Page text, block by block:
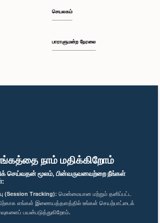
நாம் மதிக்கிறோம்
செய்வதன் மூலம், பின்வருவனவற்றை நீங்கள்
(Session Tracking): மென்மையான மற்றும் தனிப்பட்ட
எங்கள் இணையத்தளத்தில் உங்கள் செயற்பாட்டைக்
பயன்படுத்துகிறோம்.
செயலகம்
பாராளுமன்ற நேரலை